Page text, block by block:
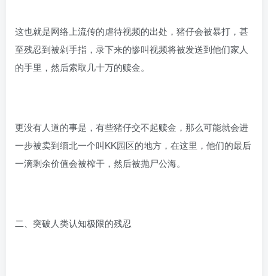
这也就是网络上流传的虐待视频的出处，猪仔会被暴打，甚
至残忍到被剁手指，录下来的惨叫视频将被发送到他们家人
的手里，然后索取几十万的赎金。
更没有人道的事是，有些猪仔交不起赎金，那么可能就会进
一步被卖到缅北一个叫KK园区的地方，在这里，他们的最后
一滴剩余价值会被榨干，然后被抛尸公海。
二、突破人类认知极限的残忍